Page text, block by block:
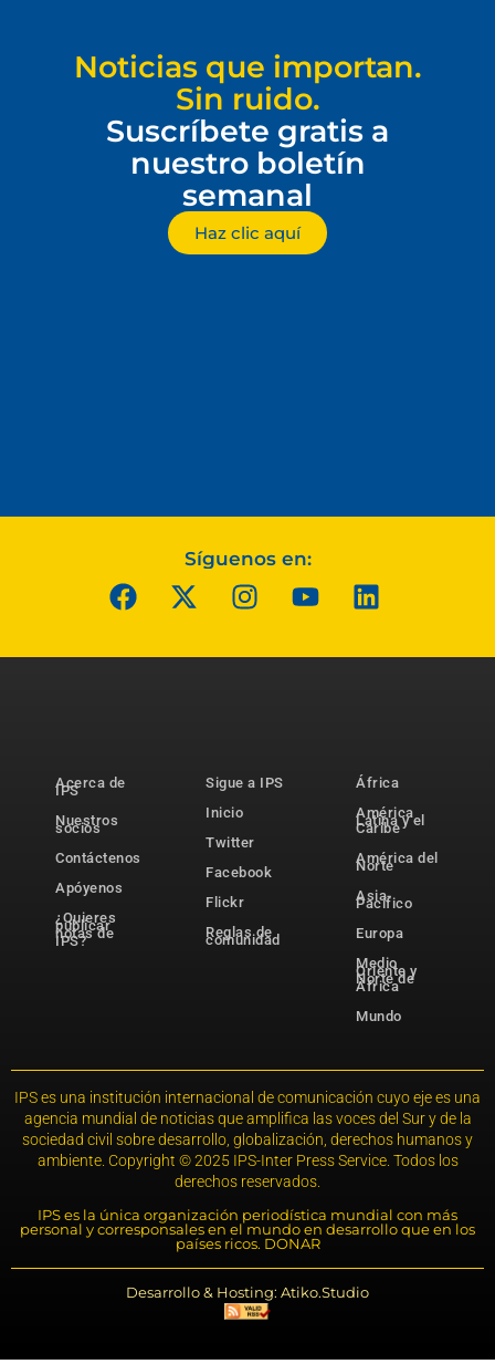
Noticias que importan.
Sin ruido.
Suscríbete gratis a
nuestro boletín
semanal
Haz clic aquí
Síguenos en:
Acerca de
IPS
Nuestros
socios
Contáctenos
Apóyenos
¿Quieres
publicar
notas de
IPS?
Sigue a IPS
Inicio
Twitter
Facebook
Flickr
Reglas de
comunidad
África
América
Latina y el
Caribe
América del
Norte
Asia-
Pacífico
Europa
Medio
Oriente y
Norte de
África
Mundo
IPS es una institución internacional de comunicación cuyo eje es una
agencia mundial de noticias que amplifica las voces del Sur y de la
sociedad civil sobre desarrollo, globalización, derechos humanos y
ambiente. Copyright © 2025 IPS-Inter Press Service. Todos los
derechos reservados.
IPS es la única organización periodística mundial con más
personal y corresponsales en el mundo en desarrollo que en los
países ricos. DONAR
Desarrollo & Hosting: Atiko.Studio